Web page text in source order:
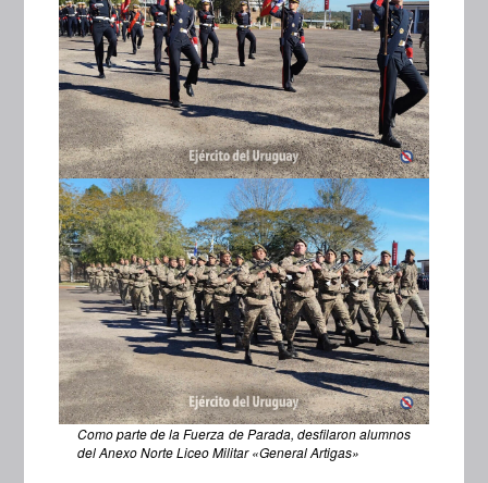
Como parte de la Fuerza de Parada, desfilaron alumnos
del Anexo Norte Liceo Militar «General Artigas»